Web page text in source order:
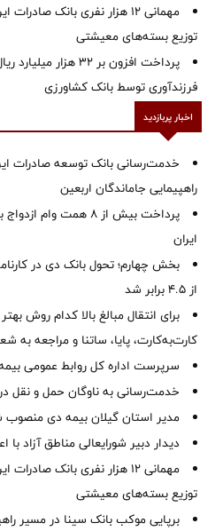
مهمانی ۱۲ هزار نفری بانک
توزیع بسته‌های معیشتی
پرداخت افزون بر 32
فرزندآوری توسط بانک کشاورزی
اخبار پربازدید
خدمت‌رسانی بانک توسعه صادرات
راهپیمایی جاماندگان اربعین
پرداخت بیش از ۸ همت
ایران
بخش چهارم؛ تحول بانک دی در
از ۴.۵ برابر شد
برای انتقال مبالغ بالا کدام روش
کارت‌به‌کارت، پایا، ساتنا و مراجعه به
سرپرست اداره کل روابط عمومی
خدمت‌رسانی به ناوگان حمل و نقل
‌مدیر استان گیلان بیمه دی
دیدار دبیر شورایعالی مناطق آزاد
مهمانی ۱۲ هزار نفری بانک
توزیع بسته‌های معیشتی
برپایی موکب بانک سینا در مسیر